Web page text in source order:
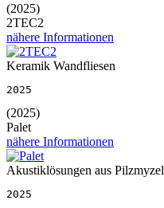
(2025)
2TEC2
nähere Informationen
Keramik Wandfliesen
2025
(2025)
Palet
nähere Informationen
Akustiklösungen aus Pilzmyzel
2025